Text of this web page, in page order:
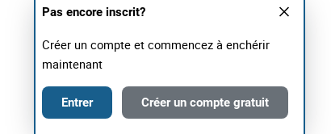
Pas encore inscrit?
Créer un compte et commencez à enchérir
maintenant
Entrer Créer un compte gratuit